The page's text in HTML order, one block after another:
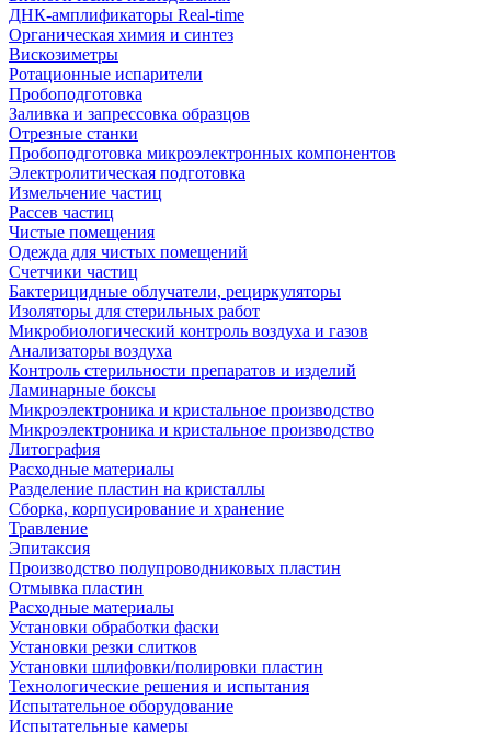
ДНК-амплификаторы Real-time
Органическая химия и синтез
Вискозиметры
Ротационные испарители
Пробоподготовка
Заливка и запрессовка образцов
Отрезные станки
Пробоподготовка микроэлектронных компонентов
Электролитическая подготовка
Измельчение частиц
Рассев частиц
Чистые помещения
Одежда для чистых помещений
Счетчики частиц
Бактерицидные облучатели, рециркуляторы
Изоляторы для стерильных работ
Микробиологический контроль воздуха и газов
Анализаторы воздуха
Контроль стерильности препаратов и изделий
Ламинарные боксы
Микроэлектроника и кристальное производство
Микроэлектроника и кристальное производство
Литография
Расходные материалы
Разделение пластин на кристаллы
Сборка, корпусирование и хранение
Травление
Эпитаксия
Производство полупроводниковых пластин
Отмывка пластин
Расходные материалы
Установки обработки фаски
Установки резки слитков
Установки шлифовки/полировки пластин
Технологические решения и испытания
Испытательное оборудование
Испытательные камеры